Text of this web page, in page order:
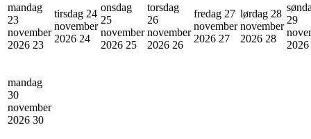
mandag
23
november
2026 23
tirsdag 24
november
2026 24
onsdag
25
november
2026 25
torsdag
26
november
2026 26
fredag 27
november
2026 27
lørdag 28
november
2026 28
29
2026
mandag
30
november
2026 30